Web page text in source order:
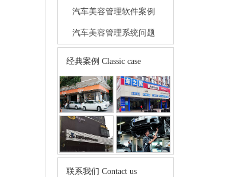
汽车美容管理软件案例
汽车美容管理系统问题
经典案例 Classic case
联系我们 Contact us